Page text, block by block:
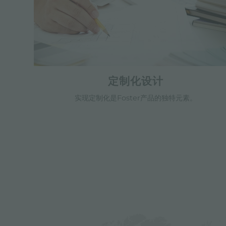
定制化设计
实现定制化是Foster产品的独特元素。